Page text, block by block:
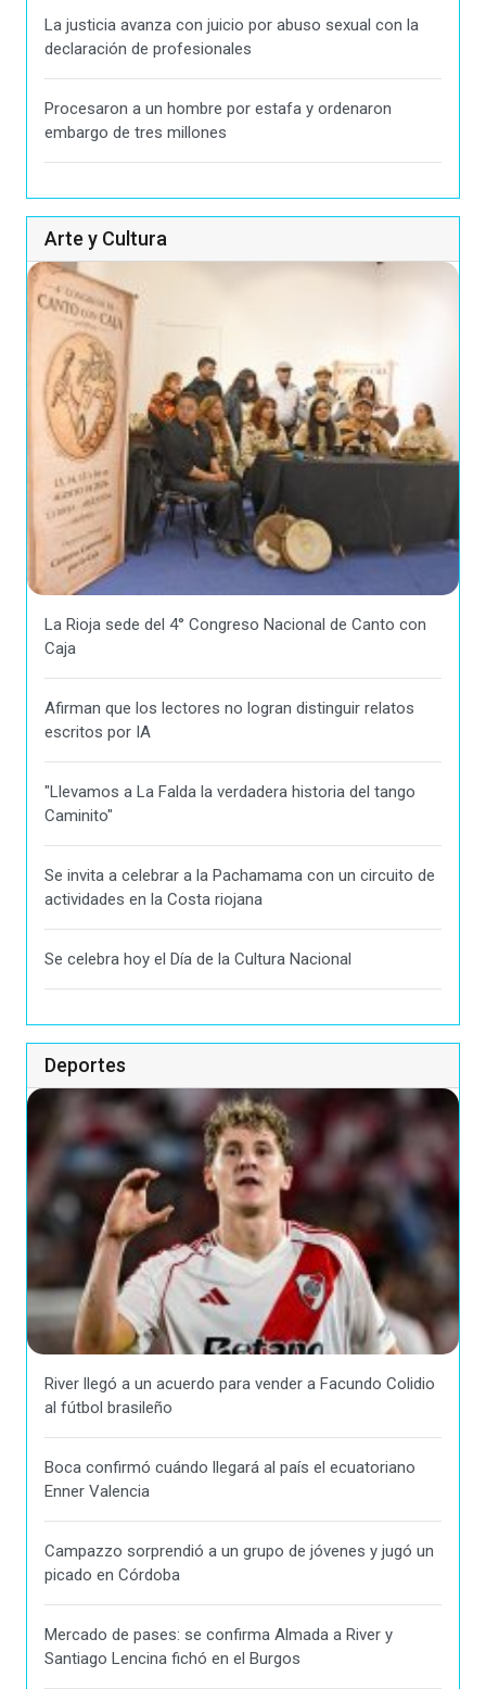
La justicia avanza con juicio por abuso sexual con la
declaración de profesionales
Procesaron a un hombre por estafa y ordenaron
embargo de tres millones
Arte y Cultura
La Rioja sede del 4° Congreso Nacional de Canto con
Caja
Afirman que los lectores no logran distinguir relatos
escritos por IA
"Llevamos a La Falda la verdadera historia del tango
Caminito"
Se invita a celebrar a la Pachamama con un circuito de
actividades en la Costa riojana
Se celebra hoy el Día de la Cultura Nacional
Deportes
River llegó a un acuerdo para vender a Facundo Colidio
al fútbol brasileño
Boca confirmó cuándo llegará al país el ecuatoriano
Enner Valencia
Campazzo sorprendió a un grupo de jóvenes y jugó un
picado en Córdoba
Mercado de pases: se confirma Almada a River y
Santiago Lencina fichó en el Burgos